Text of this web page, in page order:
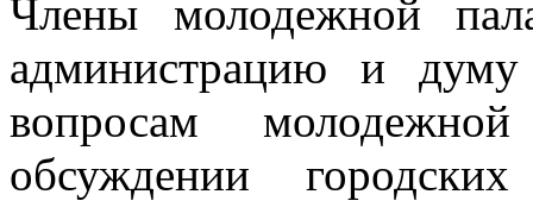
Члены молодежной
администрацию и думу
вопросам
обсуждении